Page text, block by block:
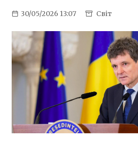
30/05/2026 13:07 Світ